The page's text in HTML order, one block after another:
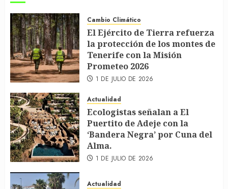
Cambio Climático
El Ejército de Tierra refuerza
la protección de los montes de
Tenerife con la Misión
Prometeo 2026
1 DE JULIO DE 2026
Actualidad
Ecologistas señalan a El
Puertito de Adeje con la
‘Bandera Negra’ por Cuna del
Alma.
1 DE JULIO DE 2026
Actualidad